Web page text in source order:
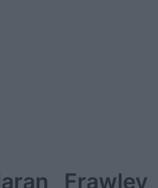
Frawley